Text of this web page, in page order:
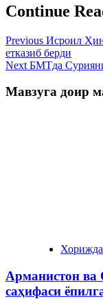
Continue
Previous Исроил
етказиб берди
Next БМТда
Мавзуга доир
Хорижда
Арманистон ва
саҳифаси